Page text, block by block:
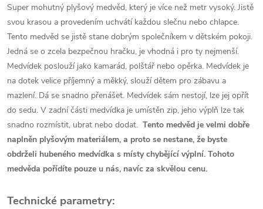
Super mohutný plyšový medvěd, který je více než metr vysoký. Jistě
svou krasou a provedením uchvátí každou slečnu nebo chlapce.
Tento medvěd se jistě stane dobrým společníkem v dětském pokoji.
Jedná se o zcela bezpečnou hračku, je vhodná i pro ty nejmenší.
Medvídek poslouží jako kamarád, polštář nebo opěrka. Medvídek je
na dotek velice příjemný a měkký, slouží dětem pro zábavu a
mazlení. Dá se snadno přenášet. Medvídek sám nestojí, lze jej opřít
do sedu. V zadní části medvídka je umístěn zip, jeho výplň lze tak
snadno rozmístit, ubrat nebo dodat. Tento medvěd je velmi dobře
naplněn plyšovým materiálem, a proto se nestane, že byste
obdrželi hubeného medvídka s místy chybějící výplní. Tohoto
medvěda pořídíte pouze u nás, navíc za skvělou cenu.
Technické parametry: